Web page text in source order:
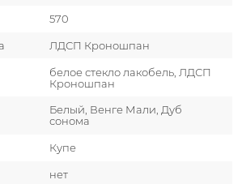
570
ЛДСП Кроношпан
белое стекло лакобель, ЛДСП
Кроношпан
Белый, Венге Мали, Дуб
сонома
Купе
нет